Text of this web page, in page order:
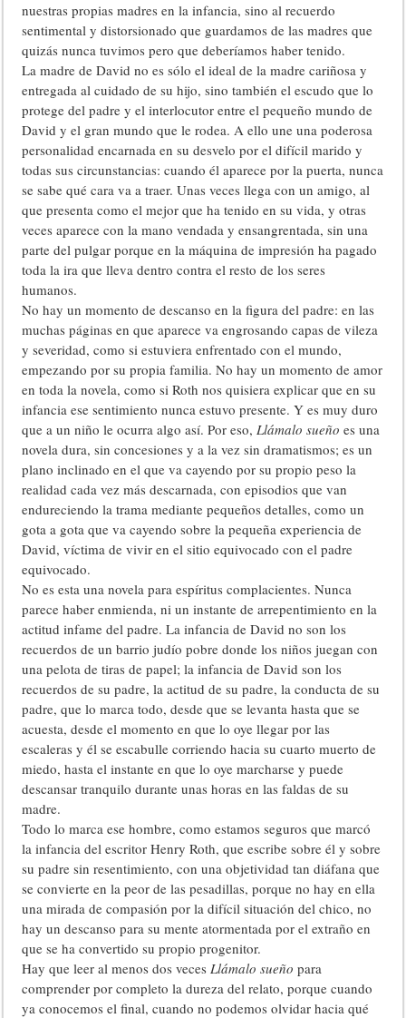
nuestras propias madres en la infancia, sino al recuerdo
sentimental y distorsionado que guardamos de las madres que
quizás nunca tuvimos pero que deberíamos haber tenido.
La madre de David no es sólo el ideal de la madre cariñosa y
entregada al cuidado de su hijo, sino también el escudo que lo
protege del padre y el interlocutor entre el pequeño mundo de
David y el gran mundo que le rodea. A ello une una poderosa
personalidad encarnada en su desvelo por el difícil marido y
todas sus circunstancias: cuando él aparece por la puerta, nunca
se sabe qué cara va a traer. Unas veces llega con un amigo, al
que presenta como el mejor que ha tenido en su vida, y otras
veces aparece con la mano vendada y ensangrentada, sin una
parte del pulgar porque en la máquina de impresión ha pagado
toda la ira que lleva dentro contra el resto de los seres
humanos.
No hay un momento de descanso en la figura del padre: en las
muchas páginas en que aparece va engrosando capas de vileza
y severidad, como si estuviera enfrentado con el mundo,
empezando por su propia familia. No hay un momento de amor
en toda la novela, como si Roth nos quisiera explicar que en su
infancia ese sentimiento nunca estuvo presente. Y es muy duro
que a un niño le ocurra algo así. Por eso,Llámalo sueño es una
novela dura, sin concesiones y a la vez sin dramatismos; es un
plano inclinado en el que va cayendo por su propio peso la
realidad cada vez más descarnada, con episodios que van
endureciendo la trama mediante pequeños detalles, como un
gota a gota que va cayendo sobre la pequeña experiencia de
David, víctima de vivir en el sitio equivocado con el padre
equivocado.
No es esta una novela para espíritus complacientes. Nunca
parece haber enmienda, ni un instante de arrepentimiento en la
actitud infame del padre. La infancia de David no son los
recuerdos de un barrio judío pobre donde los niños juegan con
una pelota de tiras de papel; la infancia de David son los
recuerdos de su padre, la actitud de su padre, la conducta de su
padre, que lo marca todo, desde que se levanta hasta que se
acuesta, desde el momento en que lo oye llegar por las
escaleras y él se escabulle corriendo hacia su cuarto muerto de
miedo, hasta el instante en que lo oye marcharse y puede
descansar tranquilo durante unas horas en las faldas de su
madre.
Todo lo marca ese hombre, como estamos seguros que marcó
la infancia del escritor Henry Roth, que escribe sobre él y sobre
su padre sin resentimiento, con una objetividad tan diáfana que
se convierte en la peor de las pesadillas, porque no hay en ella
una mirada de compasión por la difícil situación del chico, no
hay un descanso para su mente atormentada por el extraño en
que se ha convertido su propio progenitor.
Hay que leer al menos dos vecesLlámalo sueño para
comprender por completo la dureza del relato, porque cuando
ya conocemos el final, cuando no podemos olvidar hacia qué